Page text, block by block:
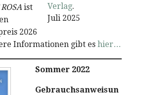
Verlag.
Juli 2025
ist
2026
Informationen gibt es hier…
Sommer 2022
Gebrauchsanweisun